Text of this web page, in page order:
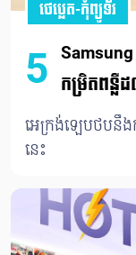
ថេប្លេត-កុំព្យូទ័រ
5
Samsung
កម្រិតពន្លឺ
អេក្រង់ឡេបថបនឹងក
នេះ